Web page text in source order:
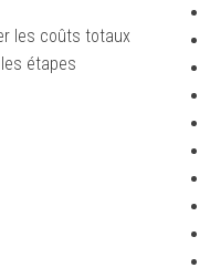
les coûts totaux
étapes